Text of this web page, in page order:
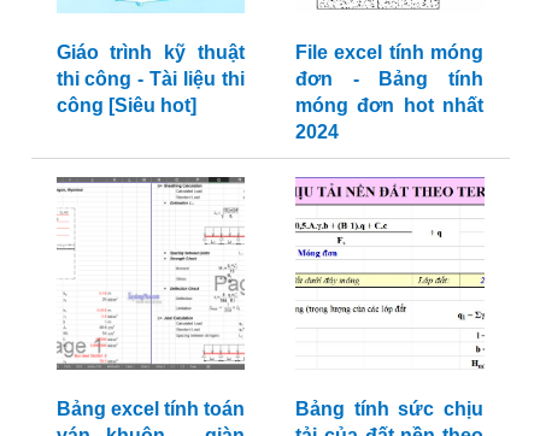
Giáo trình kỹ thuật
thi công - Tài liệu thi
công [Siêu hot]
File excel tính móng
đơn - Bảng tính
móng đơn hot nhất
2024
Bảng excel tính toán
Bảng tính sức chịu